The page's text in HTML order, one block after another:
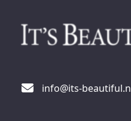
info@its-